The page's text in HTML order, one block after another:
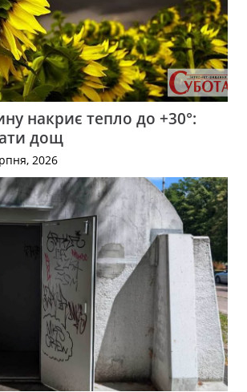
накриє тепло до +30°:
дощ
2026